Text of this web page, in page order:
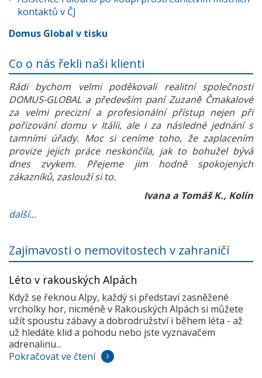
kontaktů v ČJ
Domus Global v tisku
Co o nás řekli naši klienti
Rádi bychom velmi poděkovali realitní společnosti
DOMUS-GLOBAL a především paní Zuzaně Čmakalové
za velmi precizní a profesionální přístup nejen při
pořizování domu v Itálii, ale i za následné jednání s
tamními úřady. Moc si ceníme toho, že zaplacením
provize jejich práce neskončila, jak to bohužel bývá
dnes zvykem. Přejeme jim hodně spokojených
zákazníků, zaslouží si to.
Ivana a Tomáš K., Kolín
další...
Zajímavosti o nemovitostech v zahraničí
Léto v rakouských Alpách
Když se řeknou Alpy, každý si představí zasněžené
vrcholky hor, nicméně v Rakouských Alpách si můžete
užít spoustu zábavy a dobrodružství i během léta - až
už hledáte klid a pohodu nebo jste vyznavačem
adrenalinu...
Pokračovat ve čtení